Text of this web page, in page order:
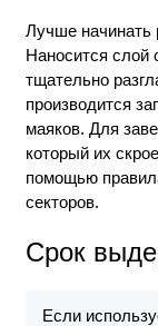
Лучше начинать
Наносится
тщательно
производится
маяков. Для
который их
помощью
секторов.
Срок
Если